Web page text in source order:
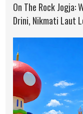
On The Rock Jogja:
Drini, Nikmati Laut